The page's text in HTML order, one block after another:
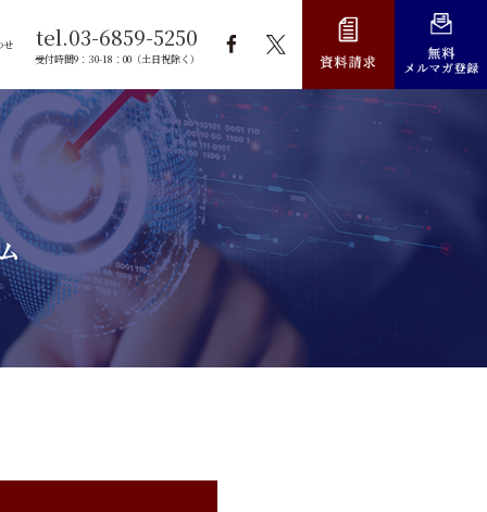
せ tel.03-6859-5250
受付時間9：30-18：00（土日祝除く）